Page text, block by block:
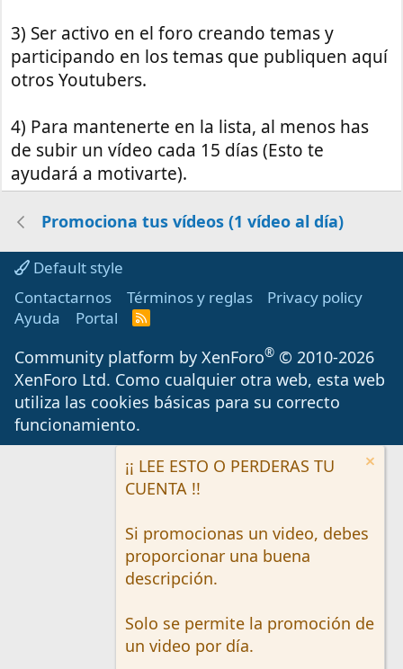
3) Ser activo en el foro creando temas y
participando en los temas que publiquen aquí
otros Youtubers.
4) Para mantenerte en la lista, al menos has
de subir un vídeo cada 15 días (Esto te
ayudará a motivarte).
Promociona tus vídeos (1 vídeo al día)
Default style
Contactarnos
Términos y reglas
Privacy policy
Ayuda
Portal
R
S
Community platform by XenForo® © 2010-2026
XenForo Ltd. Como cualquier otra web, esta web
utiliza las cookies básicas para su correcto
funcionamiento.
¡¡ LEE ESTO O PERDERAS TU
CUENTA !!
Si promocionas un video, debes
proporcionar una buena
descripción.
Solo se permite la promoción de
un video por día.